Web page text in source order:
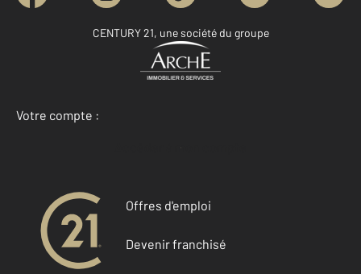
CENTURY 21, une société du groupe
Votre compte :
Accéder à mon compte
Offres d'emploi
Devenir franchisé